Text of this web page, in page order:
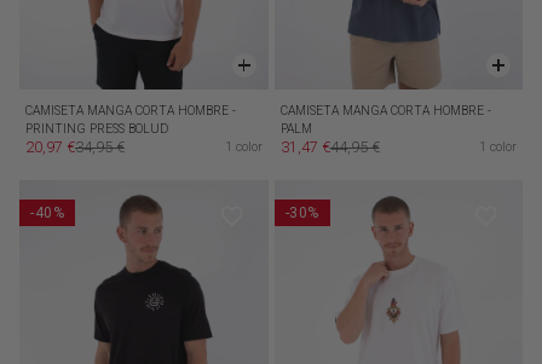
CAMISETA MANGA CORTA HOMBRE -
PRINTING PRESS BOLUD
Precio de oferta
20,97 €Precio habitual
34,95 € 1 color
CAMISETA MANGA CORTA HOMBRE -
PALM
Precio de oferta
31,47 €Precio habitual
44,95 € 1 color
-40% -30%